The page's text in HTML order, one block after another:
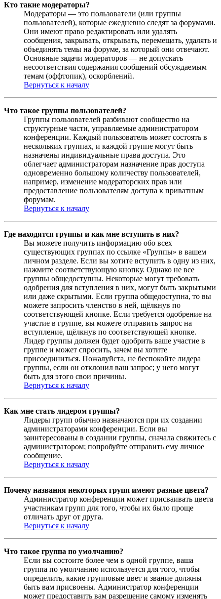
Кто такие модераторы?
Модераторы — это пользователи (или группы
пользователей), которые ежедневно следят за форумами.
Они имеют право редактировать или удалять
сообщения, закрывать, открывать, перемещать, удалять и
объединять темы на форуме, за который они отвечают.
Основные задачи модераторов — не допускать
несоответствия содержания сообщений обсуждаемым
темам (оффтопик), оскорблений.
Вернуться к началу
Что такое группы пользователей?
Группы пользователей разбивают сообщество на
структурные части, управляемые администратором
конференции. Каждый пользователь может состоять в
нескольких группах, и каждой группе могут быть
назначены индивидуальные права доступа. Это
облегчает администраторам назначение прав доступа
одновременно большому количеству пользователей,
например, изменение модераторских прав или
предоставление пользователям доступа к приватным
форумам.
Вернуться к началу
Где находятся группы и как мне вступить в них?
Вы можете получить информацию обо всех
существующих группах по ссылке «Группы» в вашем
личном разделе. Если вы хотите вступить в одну из них,
нажмите соответствующую кнопку. Однако не все
группы общедоступны. Некоторые могут требовать
одобрения для вступления в них, могут быть закрытыми
или даже скрытыми. Если группа общедоступна, то вы
можете запросить членство в ней, щёлкнув по
соответствующей кнопке. Если требуется одобрение на
участие в группе, вы можете отправить запрос на
вступление, щёлкнув по соответствующей кнопке.
Лидер группы должен будет одобрить ваше участие в
группе и может спросить, зачем вы хотите
присоединиться. Пожалуйста, не беспокойте лидера
группы, если он отклонил ваш запрос; у него могут
быть для этого свои причины.
Вернуться к началу
Как мне стать лидером группы?
Лидеры групп обычно назначаются при их создании
администраторами конференции. Если вы
заинтересованы в создании группы, сначала свяжитесь с
администратором; попробуйте отправить ему личное
сообщение.
Вернуться к началу
Почему названия некоторых групп имеют разные цвета?
Администратор конференции может присваивать цвета
участникам групп для того, чтобы их было проще
отличать друг от друга.
Вернуться к началу
Что такое группа по умолчанию?
Если вы состоите более чем в одной группе, ваша
группа по умолчанию используется для того, чтобы
определить, какие групповые цвет и звание должны
быть вам присвоены. Администратор конференции
может предоставить вам разрешение самому изменять